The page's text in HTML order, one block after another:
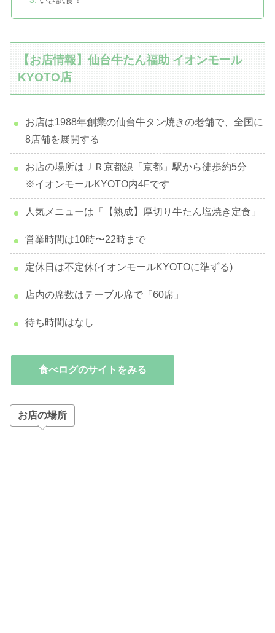
【お店情報】仙台牛たん福助 イオンモール
KYOTO店
お店は1988年創業の仙台牛タン焼きの老舗で、全国に
8店舗を展開する
お店の場所はＪＲ京都線「京都」駅から徒歩約5分
※イオンモールKYOTO内4Fです
人気メニューは「【熟成】厚切り牛たん塩焼き定食」
営業時間は10時〜22時まで
定休日は不定休(イオンモールKYOTOに準ずる)
店内の席数はテーブル席で「60席」
待ち時間はなし
食べログのサイトをみる
お店の場所